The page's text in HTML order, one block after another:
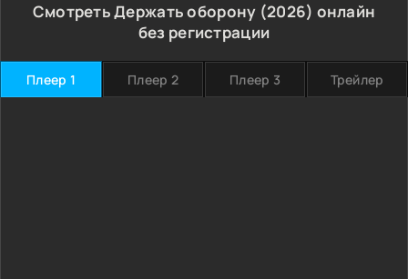
Смотреть Держать оборону (2026) онлайн
без регистрации
Плеер 1 Плеер 2 Плеер 3 Трейлер